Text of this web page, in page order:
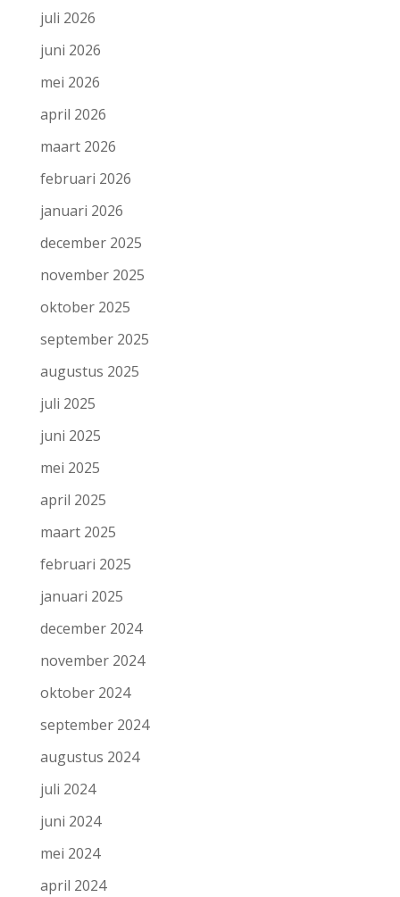
juli 2026
juni 2026
mei 2026
april 2026
maart 2026
februari 2026
januari 2026
december 2025
november 2025
oktober 2025
september 2025
augustus 2025
juli 2025
juni 2025
mei 2025
april 2025
maart 2025
februari 2025
januari 2025
december 2024
november 2024
oktober 2024
september 2024
augustus 2024
juli 2024
juni 2024
mei 2024
april 2024